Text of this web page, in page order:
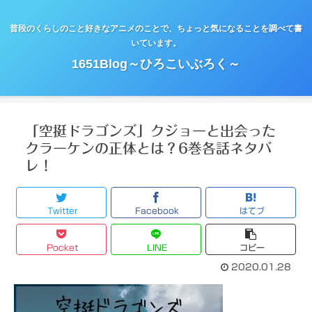
普段のくらしのこと好きなアニメのことで、ちょっと気になることを調べて書
いています。
1651Blog～ひろこいぶろく～
「空挺ドラゴンズ」クジョーと出会った
クラーケンの正体とは？6巻各話ネタバ
レ！
Twitter Facebook はてブ
Pocket LINE コピー
2020.01.28